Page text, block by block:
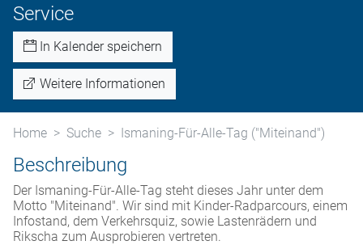
Service
In Kalender speichern
Weitere Informationen
Home Suche Ismaning-Für-Alle-Tag ("Miteinand")
Beschreibung
Der Ismaning-Für-Alle-Tag steht dieses Jahr unter dem
Motto "Miteinand". Wir sind mit Kinder-Radparcours, einem
Infostand, dem Verkehrsquiz, sowie Lastenrädern und
Rikscha zum Ausprobieren vertreten.